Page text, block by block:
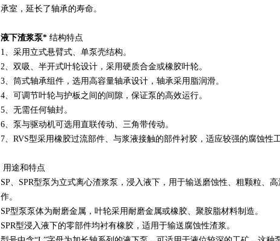
承室，延长了轴承的寿命。
液下渣浆泵* 结构特点
1、采用立式悬臂式、单泵壳结构。
2、双吸、半开式叶轮设计，采用硬质合金或橡胶叶轮。
3、筒式轴承组件，选用高容量轴承设计，轴承采用脂润滑。
4、可调节叶轮与护板之间的间隙，保证泵的高效运行。
5、无需任何轴封。
6、泵与驱动机可选用直联传动、三角带传动。
7、RVS型采用橡胶过流部件、与浆液接触的部件衬胶，适应较强的腐蚀性工
用途和特点
SP、SPR型泵为立式离心渣浆泵，浸入液下，用于输送磨蚀性、粗颗粒
作。
SP型泵泵体为耐磨金属，叶轮采用耐磨金属或橡胶、聚胺脂材料制造。
SPR型浸入液下的零部件均衬有橡胶，适用于输送腐蚀性渣浆。